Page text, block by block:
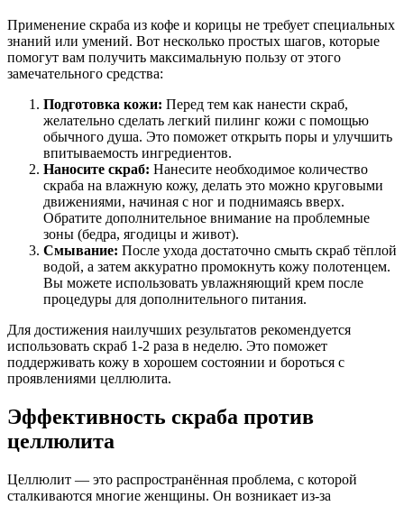
Применение скраба из кофе и корицы не требует специальных
знаний или умений. Вот несколько простых шагов, которые
помогут вам получить максимальную пользу от этого
замечательного средства:
Подготовка кожи: Перед тем как нанести скраб,
желательно сделать легкий пилинг кожи с помощью
обычного душа. Это поможет открыть поры и улучшить
впитываемость ингредиентов.
Наносите скраб: Нанесите необходимое количество
скраба на влажную кожу, делать это можно круговыми
движениями, начиная с ног и поднимаясь вверх.
Обратите дополнительное внимание на проблемные
зоны (бедра, ягодицы и живот).
Смывание: После ухода достаточно смыть скраб тёплой
водой, а затем аккуратно промокнуть кожу полотенцем.
Вы можете использовать увлажняющий крем после
процедуры для дополнительного питания.
Для достижения наилучших результатов рекомендуется
использовать скраб 1-2 раза в неделю. Это поможет
поддерживать кожу в хорошем состоянии и бороться с
проявлениями целлюлита.
Эффективность скраба против
целлюлита
Целлюлит — это распространённая проблема, с которой
сталкиваются многие женщины. Он возникает из-за